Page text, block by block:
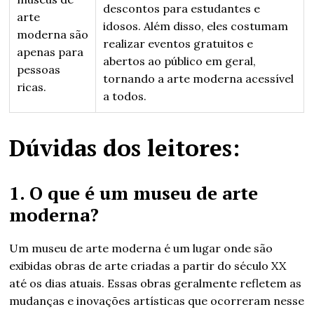
arte
moderna são
apenas para
pessoas
ricas.
descontos para estudantes e
idosos. Além disso, eles costumam
realizar eventos gratuitos e
abertos ao público em geral,
tornando a arte moderna acessível
a todos.
Dúvidas dos leitores:
1. O que é um museu de arte
moderna?
Um museu de arte moderna é um lugar onde são
exibidas obras de arte criadas a partir do século XX
até os dias atuais. Essas obras geralmente refletem as
mudanças e inovações artísticas que ocorreram nesse